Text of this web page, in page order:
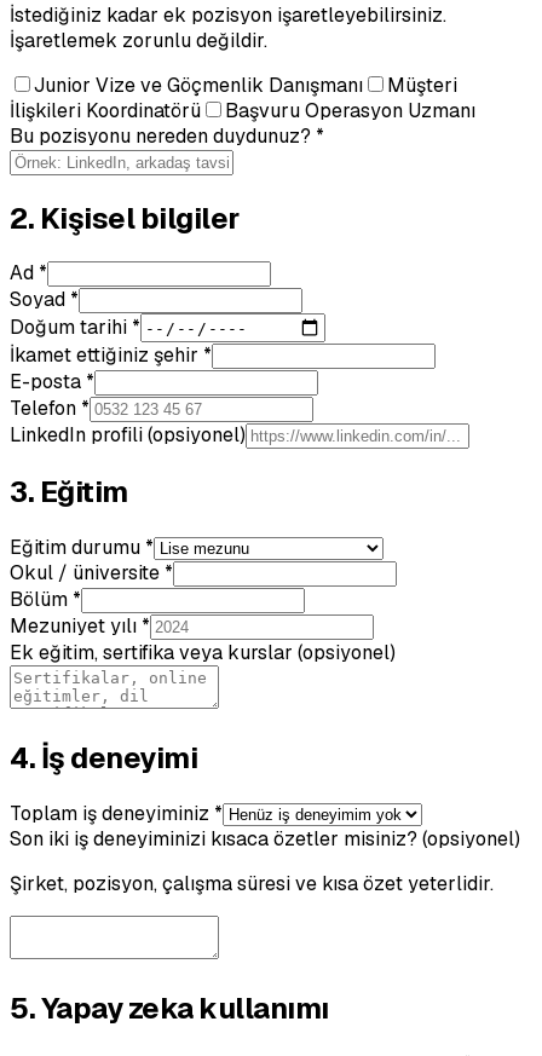
İstediğiniz kadar ek pozisyon işaretleyebilirsiniz.
İşaretlemek zorunlu değildir.
Junior Vize ve Göçmenlik Danışmanı
Müşteri
İlişkileri Koordinatörü
Başvuru Operasyon Uzmanı
Bu pozisyonu nereden duydunuz? *
2. Kişisel bilgiler
Ad *
Soyad *
Doğum tarihi *
İkamet ettiğiniz şehir *
E-posta *
Telefon *
LinkedIn profili (opsiyonel)
3. Eğitim
Eğitim durumu *
Okul / üniversite *
Bölüm *
Mezuniyet yılı *
Ek eğitim, sertifika veya kurslar (opsiyonel)
4. İş deneyimi
Toplam iş deneyiminiz *
Son iki iş deneyiminizi kısaca özetler misiniz? (opsiyonel)
Şirket, pozisyon, çalışma süresi ve kısa özet yeterlidir.
5. Yapay zeka kullanımı